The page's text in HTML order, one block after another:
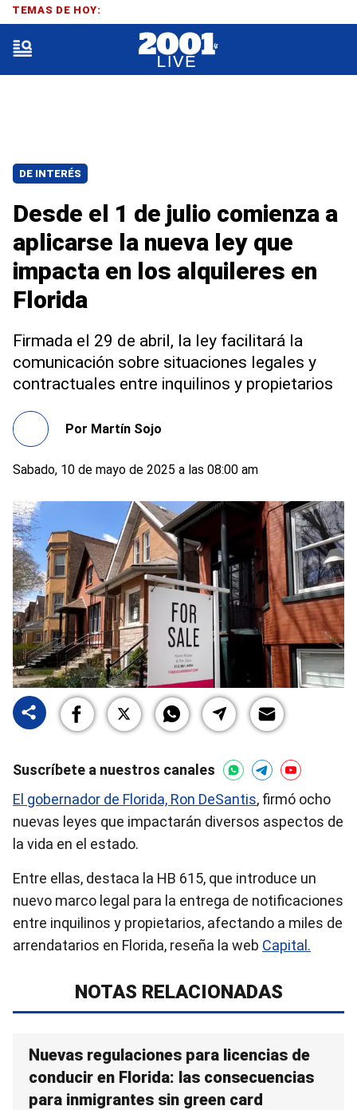
DE INTERÉS
Desde el 1 de julio comienza a
aplicarse la nueva ley que
impacta en los alquileres en
Florida
Firmada el 29 de abril, la ley facilitará la
comunicación sobre situaciones legales y
contractuales entre inquilinos y propietarios
Por Martín Sojo
Sabado, 10 de mayo de 2025 a las 08:00 am
Suscríbete a nuestros canales
El gobernador de Florida, Ron DeSantis, firmó ocho
nuevas leyes que impactarán diversos aspectos de
la vida en el estado.
Entre ellas, destaca la HB 615, que introduce un
nuevo marco legal para la entrega de notificaciones
entre inquilinos y propietarios, afectando a miles de
arrendatarios en Florida, reseña la web Capital.
NOTAS RELACIONADAS
Nuevas regulaciones para licencias de
conducir en Florida: las consecuencias
para inmigrantes sin green card
TEMAS DE HOY: